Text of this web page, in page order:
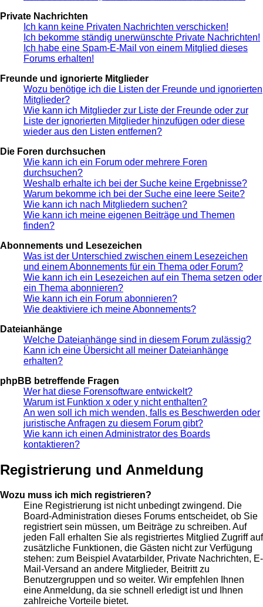
Private Nachrichten
Ich kann keine Privaten Nachrichten verschicken!
Ich bekomme ständig unerwünschte Private Nachrichten!
Ich habe eine Spam-E-Mail von einem Mitglied dieses
Forums erhalten!
Freunde und ignorierte Mitglieder
Wozu benötige ich die Listen der Freunde und ignorierten
Mitglieder?
Wie kann ich Mitglieder zur Liste der Freunde oder zur
Liste der ignorierten Mitglieder hinzufügen oder diese
wieder aus den Listen entfernen?
Die Foren durchsuchen
Wie kann ich ein Forum oder mehrere Foren
durchsuchen?
Weshalb erhalte ich bei der Suche keine Ergebnisse?
Warum bekomme ich bei der Suche eine leere Seite?
Wie kann ich nach Mitgliedern suchen?
Wie kann ich meine eigenen Beiträge und Themen
finden?
Abonnements und Lesezeichen
Was ist der Unterschied zwischen einem Lesezeichen
und einem Abonnements für ein Thema oder Forum?
Wie kann ich ein Lesezeichen auf ein Thema setzen oder
ein Thema abonnieren?
Wie kann ich ein Forum abonnieren?
Wie deaktiviere ich meine Abonnements?
Dateianhänge
Welche Dateianhänge sind in diesem Forum zulässig?
Kann ich eine Übersicht all meiner Dateianhänge
erhalten?
phpBB betreffende Fragen
Wer hat diese Forensoftware entwickelt?
Warum ist Funktion x oder y nicht enthalten?
An wen soll ich mich wenden, falls es Beschwerden oder
juristische Anfragen zu diesem Forum gibt?
Wie kann ich einen Administrator des Boards
kontaktieren?
Registrierung und Anmeldung
Wozu muss ich mich registrieren?
Eine Registrierung ist nicht unbedingt zwingend. Die
Board-Administration dieses Forums entscheidet, ob Sie
registriert sein müssen, um Beiträge zu schreiben. Auf
jeden Fall erhalten Sie als registriertes Mitglied Zugriff auf
zusätzliche Funktionen, die Gästen nicht zur Verfügung
stehen: zum Beispiel Avatarbilder, Private Nachrichten, E-
Mail-Versand an andere Mitglieder, Beitritt zu
Benutzergruppen und so weiter. Wir empfehlen Ihnen
eine Anmeldung, da sie schnell erledigt ist und Ihnen
zahlreiche Vorteile bietet.